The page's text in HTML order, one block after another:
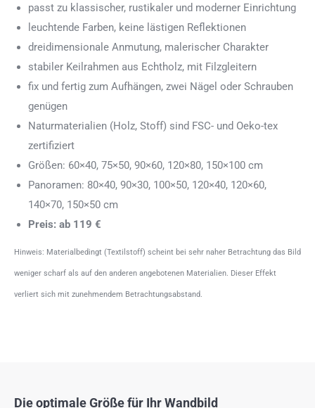
passt zu klassischer, rustikaler und moderner Einrichtung
leuchtende Farben, keine lästigen Reflektionen
dreidimensionale Anmutung, malerischer Charakter
stabiler Keilrahmen aus Echtholz, mit Filzgleitern
fix und fertig zum Aufhängen, zwei Nägel oder Schrauben
genügen
Naturmaterialien (Holz, Stoff) sind FSC- und Oeko-tex
zertifiziert
Größen: 60×40, 75×50, 90×60, 120×80, 150×100 cm
Panoramen: 80×40, 90×30, 100×50, 120×40, 120×60,
140×70, 150×50 cm
Preis: ab 119 €
Hinweis: Materialbedingt (Textilstoff) scheint bei sehr naher Betrachtung das Bild
weniger scharf als auf den anderen angebotenen Materialien. Dieser Effekt
verliert sich mit zunehmendem Betrachtungsabstand.
Die optimale Größe für Ihr Wandbild